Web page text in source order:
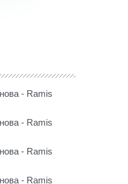
- Ramis
- Ramis
- Ramis
- Ramis